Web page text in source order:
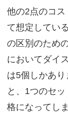
他の2点のコ
て想定してい
の区別のため
においてダイ
は5個しかあ
と、1つのセ
格になってし